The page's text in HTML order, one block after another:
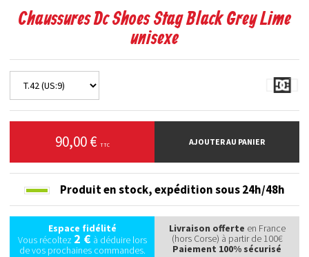
Chaussures Dc Shoes Stag Black Grey Lime
unisexe
90,00 € TTC AJOUTER AU PANIER
Produit en stock,expédition sous 24h/48h
Espace fidélité
Vous récoltez 2 €à déduire lors
de vos prochaines commandes.
Livraison offerte en France
(hors Corse) à partir de 100€
Paiement 100% sécurisé